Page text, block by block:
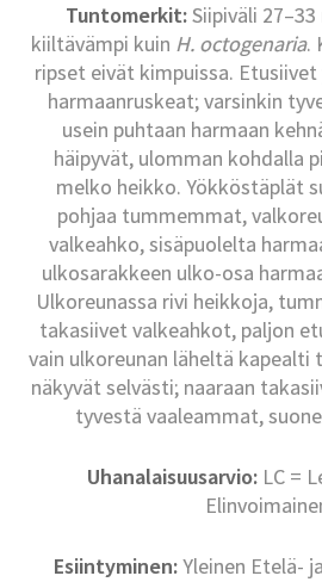
Tuntomerkit:Siipiväli
kiiltävämpi kuin H. octogenaria.
ripset eivät kimpuissa.
harmaanruskeat; varsinkin
usein puhtaan harmaan
häipyvät, ulomman kohdalla
melko heikko. Yökköstäplät
pohjaa tummemmat,
valkeahko, sisäpuolelta
ulkosarakkeen ulko-osa
Ulkoreunassa rivi heikkoja,
takasiivet valkeahkot, paljon
vain ulkoreunan läheltä
näkyvät selvästi; naaraan
tyvestä vaaleammat,
Uhanalaisuusarvio: LC =
Esiintyminen:Yleinen Etelä-